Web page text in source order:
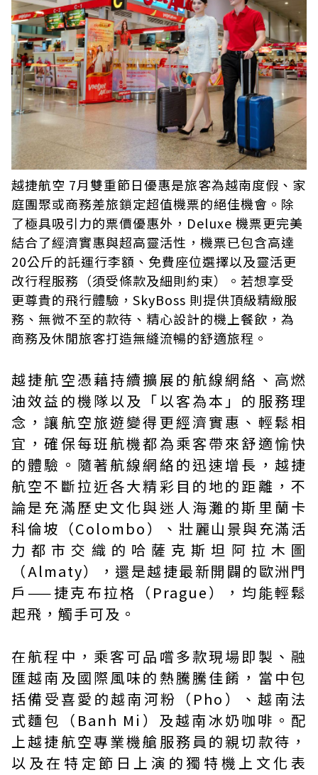
越捷航空 7月雙重節日優惠是旅客為越南度假、家
庭團聚或商務差旅鎖定超值機票的絕佳機會。除
了極具吸引力的票價優惠外，Deluxe 機票更完美
結合了經濟實惠與超高靈活性，機票已包含高達
20公斤的託運行李額、免費座位選擇以及靈活更
改行程服務（須受條款及細則約束）。若想享受
更尊貴的飛行體驗，SkyBoss 則提供頂級精緻服
務、無微不至的款待、精心設計的機上餐飲，為
商務及休閒旅客打造無縫流暢的舒適旅程。
越捷航空憑藉持續擴展的航線網絡、高燃
油效益的機隊以及「以客為本」的服務理
念，讓航空旅遊變得更經濟實惠、輕鬆相
宜，確保每班航機都為乘客帶來舒適愉快
的體驗。隨著航線網絡的迅速增長，越捷
航空不斷拉近各大精彩目的地的距離，不
論是充滿歷史文化與迷人海灘的斯里蘭卡
科倫坡（Colombo）、壯麗山景與充滿活
力都市交織的哈薩克斯坦阿拉木圖
（Almaty），還是越捷最新開闢的歐洲門
戶——捷克布拉格（Prague），均能輕鬆
起飛，觸手可及。
在航程中，乘客可品嚐多款現場即製、融
匯越南及國際風味的熱騰騰佳餚，當中包
括備受喜愛的越南河粉（Pho）、越南法
式麵包（Banh Mi）及越南冰奶咖啡。配
上越捷航空專業機艙服務員的親切款待，
以及在特定節日上演的獨特機上文化表